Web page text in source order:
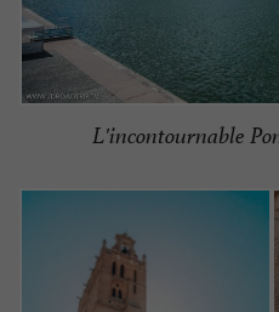
L'incontournable